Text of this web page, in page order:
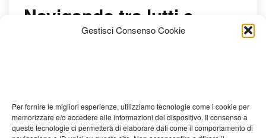
Gestisci Consenso Cookie
Per fornire le migliori esperienze, utilizziamo tecnologie come i cookie per
memorizzare e/o accedere alle informazioni del dispositivo. Il consenso a
queste tecnologie ci permetterà di elaborare dati come il comportamento di
Navigando tra lutti e
addii: Agenzie Funebri al
forti e incontrollabili. Il lutto è senza dubbio uno di questi.
Per gestirlo nel migliore dei modi, è essenziale affidarsi a
professionisti esperti e sensibili che siano in grado di